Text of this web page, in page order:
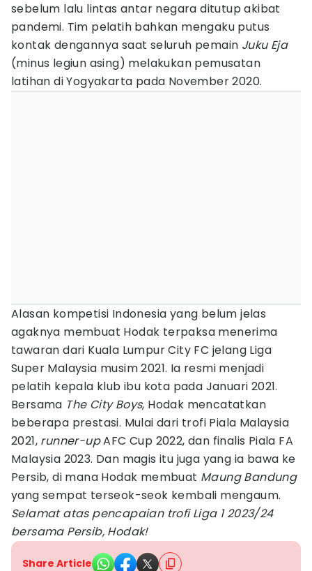
sebelum lalu lintas antar negara ditutup akibat
pandemi. Tim pelatih bahkan mengaku putus
kontak dengannya saat seluruh pemain Juku Eja
(minus legiun asing) melakukan pemusatan
latihan di Yogyakarta pada November 2020.
Alasan kompetisi Indonesia yang belum jelas
agaknya membuat Hodak terpaksa menerima
tawaran dari Kuala Lumpur City FC jelang Liga
Super Malaysia musim 2021. Ia resmi menjadi
pelatih kepala klub ibu kota pada Januari 2021.
Bersama The City Boys, Hodak mencatatkan
beberapa prestasi. Mulai dari trofi Piala Malaysia
2021, runner-upAFC Cup 2022, dan finalis Piala FA
Malaysia 2023. Dan magis itu juga yang ia bawa ke
Persib, di mana Hodak membuat Maung Bandung
yang sempat terseok-seok kembali mengaum.
Selamat atas pencapaian trofi Liga 1 2023/24
bersama Persib, Hodak!
Share Article